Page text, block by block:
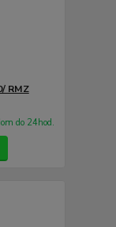
RMZ
do 24hod.